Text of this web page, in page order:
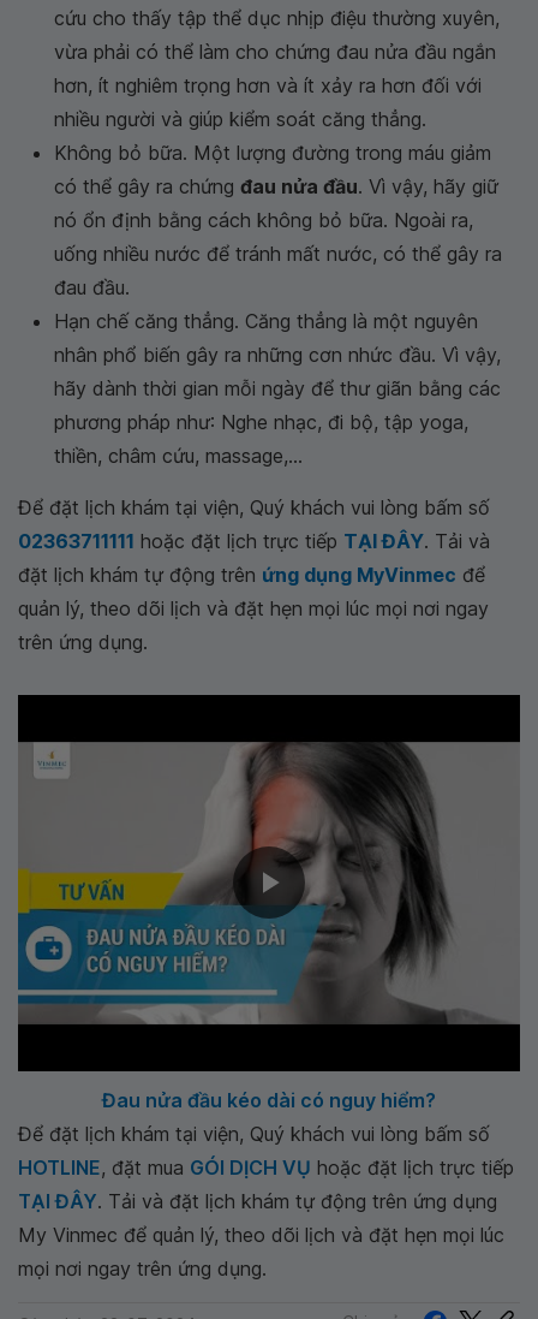
cứu cho thấy tập thể dục nhịp điệu thường xuyên,
vừa phải có thể làm cho chứng đau nửa đầu ngắn
hơn, ít nghiêm trọng hơn và ít xảy ra hơn đối với
nhiều người và giúp kiểm soát căng thẳng.
Không bỏ bữa. Một lượng đường trong máu giảm
có thể gây ra chứng đau nửa đầu. Vì vậy, hãy giữ
nó ổn định bằng cách không bỏ bữa. Ngoài ra,
uống nhiều nước để tránh mất nước, có thể gây ra
đau đầu.
Hạn chế căng thẳng. Căng thẳng là một nguyên
nhân phổ biến gây ra những cơn nhức đầu. Vì vậy,
hãy dành thời gian mỗi ngày để thư giãn bằng các
phương pháp như: Nghe nhạc, đi bộ, tập yoga,
thiền, châm cứu, massage,...
Để đặt lịch khám tại viện, Quý khách vui lòng bấm số
02363711111 hoặc đặt lịch trực tiếp TẠI ĐÂY. Tải và
đặt lịch khám tự động trên ứng dụng MyVinmec để
quản lý, theo dõi lịch và đặt hẹn mọi lúc mọi nơi ngay
trên ứng dụng.
Đau nửa đầu kéo dài có nguy hiểm?
Để đặt lịch khám tại viện, Quý khách vui lòng bấm số
HOTLINE, đặt mua GÓI DỊCH VỤ hoặc đặt lịch trực tiếp
TẠI ĐÂY. Tải và đặt lịch khám tự động trên ứng dụng
My Vinmec để quản lý, theo dõi lịch và đặt hẹn mọi lúc
mọi nơi ngay trên ứng dụng.